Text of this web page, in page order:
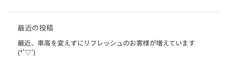
最近の投稿
最近、車高を変えずにリフレッシュのお客様が増えています
(*'▽')